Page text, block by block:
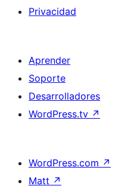
Privacidad
Aprender
Soporte
Desarrolladores
WordPress.tv ↗
WordPress.com ↗
Matt ↗